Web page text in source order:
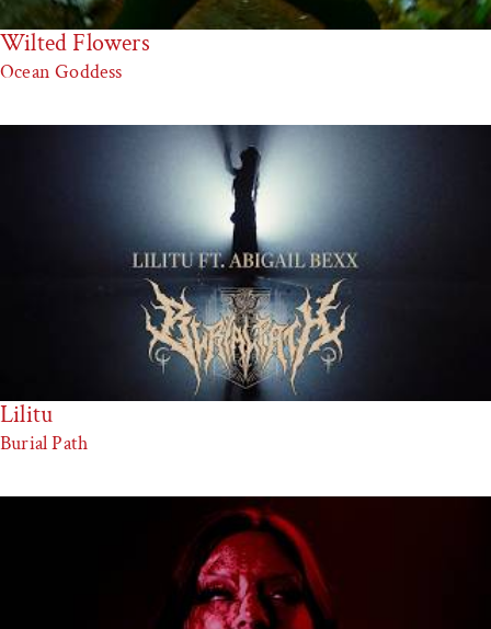
Wilted Flowers
Ocean Goddess
Lilitu
Burial Path